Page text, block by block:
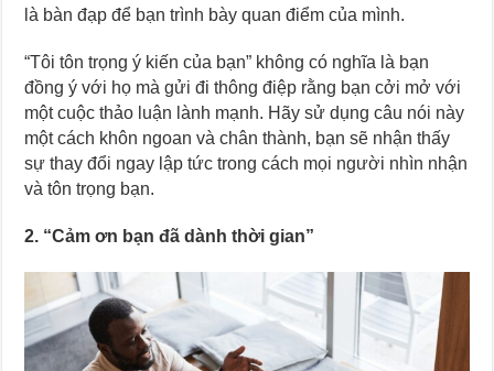
là bàn đạp để bạn trình bày quan điểm của mình.
“Tôi tôn trọng ý kiến của bạn” không có nghĩa là bạn
đồng ý với họ mà gửi đi thông điệp rằng bạn cởi mở với
một cuộc thảo luận lành mạnh. Hãy sử dụng câu nói này
một cách khôn ngoan và chân thành, bạn sẽ nhận thấy
sự thay đổi ngay lập tức trong cách mọi người nhìn nhận
và tôn trọng bạn.
2. “Cảm ơn bạn đã dành thời gian”